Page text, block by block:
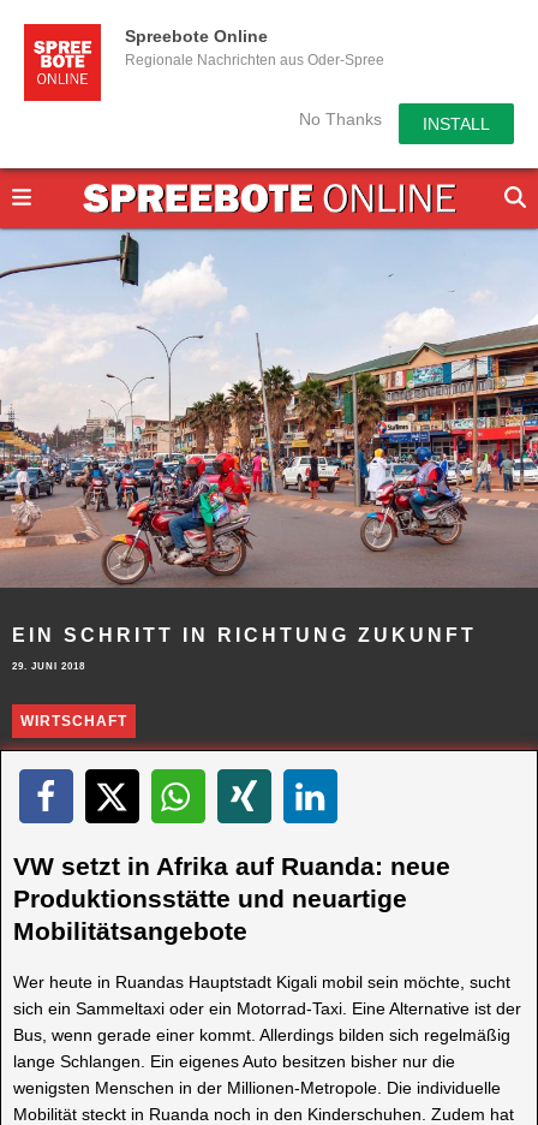
Spreebote Online
Regionale Nachrichten aus Oder-Spree
No Thanks INSTALL
EIN SCHRITT IN RICHTUNG ZUKUNFT
29. JUNI 2018
WIRTSCHAFT
VW setzt in Afrika auf Ruanda: neue
Produktionsstätte und neuartige
Mobilitätsangebote
Wer heute in Ruandas Hauptstadt Kigali mobil sein möchte, sucht
sich ein Sammeltaxi oder ein Motorrad-Taxi. Eine Alternative ist der
Bus, wenn gerade einer kommt. Allerdings bilden sich regelmäßig
lange Schlangen. Ein eigenes Auto besitzen bisher nur die
wenigsten Menschen in der Millionen-Metropole. Die individuelle
Mobilität steckt in Ruanda noch in den Kinderschuhen. Zudem hat